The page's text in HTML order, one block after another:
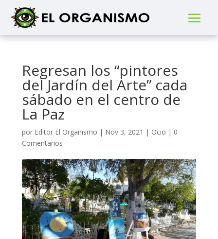
Regresan los “pintores
del Jardín del Arte” cada
sábado en el centro de
La Paz
por Editor El Organismo | Nov 3, 2021 | Ocio | 0
Comentarios